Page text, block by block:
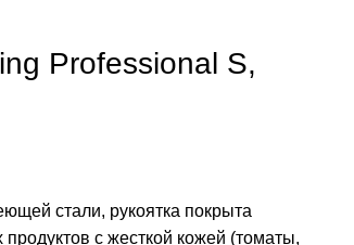
Professional S,
стали, рукоятка покрыта
с жесткой кожей (томаты,